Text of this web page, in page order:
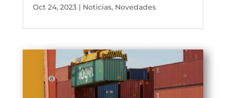
Oct 24, 2023| Noticias, Novedades